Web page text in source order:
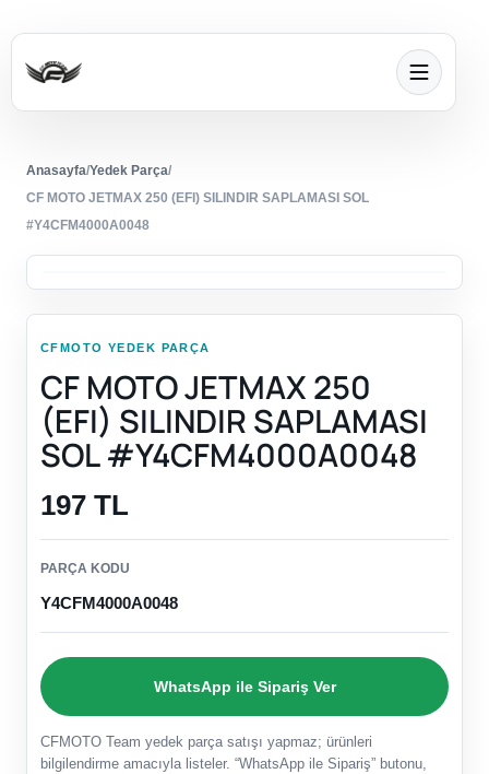
Anasayfa/Yedek Parça/
CF MOTO JETMAX 250 (EFI) SILINDIR SAPLAMASI SOL
#Y4CFM4000A0048
CFMOTO YEDEK PARÇA
CF MOTO JETMAX 250
(EFI) SILINDIR SAPLAMASI
SOL #Y4CFM4000A0048
197 TL
PARÇA KODU
Y4CFM4000A0048
WhatsApp ile Sipariş Ver
CFMOTO Team yedek parça satışı yapmaz; ürünleri
bilgilendirme amacıyla listeler. “WhatsApp ile Sipariş” butonu,